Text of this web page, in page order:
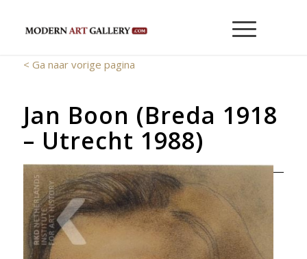
< Ga naar vorige pagina
Jan Boon (Breda 1918
– Utrecht 1988)